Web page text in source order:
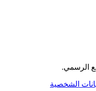
الشخصية